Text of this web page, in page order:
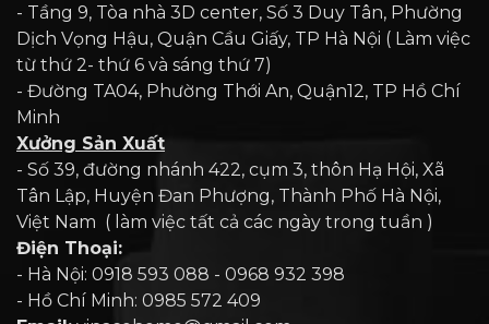
- Tầng 9, Tòa nhà 3D center, Số 3 Duy Tân, Phường
Dịch Vọng Hậu, Quận Cầu Giấy, TP Hà Nội ( Làm việc
từ thứ 2- thứ 6 và sáng thứ 7)
- Đường TA04, Phường Thới An, Quận12, TP Hồ Chí
Minh
Xưởng Sản Xuất
- Số 39, đường nhánh 422, cụm 3, thôn Hạ Hội, Xã
Tân Lập, Huyện Đan Phượng, Thành Phố Hà Nội,
Việt Nam ( làm việc tất cả các ngày trong tuần )
Điện Thoại:
- Hà Nội: 0918 593 088 - 0968 932 398
- Hồ Chí Minh: 0985 572 409